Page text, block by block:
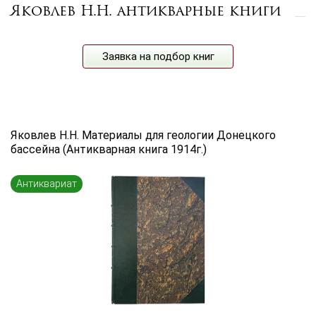
Цена руб.
Язык книги
Переплет
по цене
по году издания
по дате поступления (новинки)
Яковлев Н.Н. антикварные книги
Заявка на подбор книг
Яковлев Н.Н. Материалы для геологии Донецкого
бассейна (Антикварная книга 1914г.)
Антиквариат